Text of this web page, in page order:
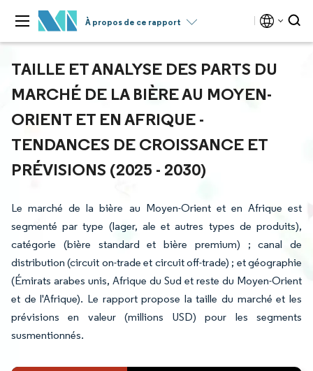
À propos de ce rapport
TAILLE ET ANALYSE DES PARTS DU
MARCHÉ DE LA BIÈRE AU MOYEN-
ORIENT ET EN AFRIQUE -
TENDANCES DE CROISSANCE ET
PRÉVISIONS (2025 - 2030)
Le marché de la bière au Moyen-Orient et en Afrique est
segmenté par type (lager, ale et autres types de produits),
catégorie (bière standard et bière premium) ; canal de
distribution (circuit on-trade et circuit off-trade) ; et géographie
(Émirats arabes unis, Afrique du Sud et reste du Moyen-Orient
et de l'Afrique). Le rapport propose la taille du marché et les
prévisions en valeur (millions USD) pour les segments
susmentionnés.